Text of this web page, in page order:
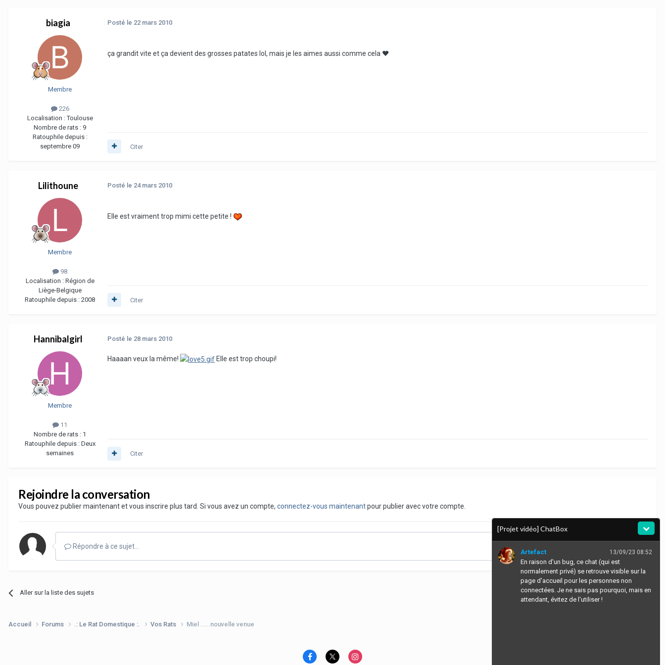
biagia
Membre
226
Localisation :Toulouse
Nombre de rats : 9
Ratouphile depuis :
septembre 09
Posté le 22 mars 2010
ça grandit vite et ça devient des grosses patates lol, mais je les aimes aussi comme cela ♥
Citer
Lilithoune
Membre
98
Localisation : Région de
Liège-Belgique
Ratouphile depuis : 2008
Posté le 24 mars 2010
Elle est vraiment trop mimi cette petite !
Citer
Hannibalgirl
Membre
11
Nombre de rats : 1
Ratouphile depuis : Deux
semaines
Posté le 28 mars 2010
Haaaan veux la même! Elle est trop choupi!
Citer
Rejoindre la conversation
Vous pouvez publier maintenant et vous inscrire plus tard. Si vous avez un compte, connectez-vous maintenantpour publier avec votre compte.
Répondre à ce sujet…
Aller sur la liste des sujets
Accueil Forums .: Le Rat Domestique :. Vos Rats Miel .....nouvelle venue
[Projet vidéo] ChatBox
Artefact 13/09/23 08:52
En raison d'un bug, ce chat (qui est
normalement privé) se retrouve visible sur la
page d'accueil pour les personnes non
connectées. Je ne sais pas pourquoi, mais en
attendant, évitez de l'utiliser !